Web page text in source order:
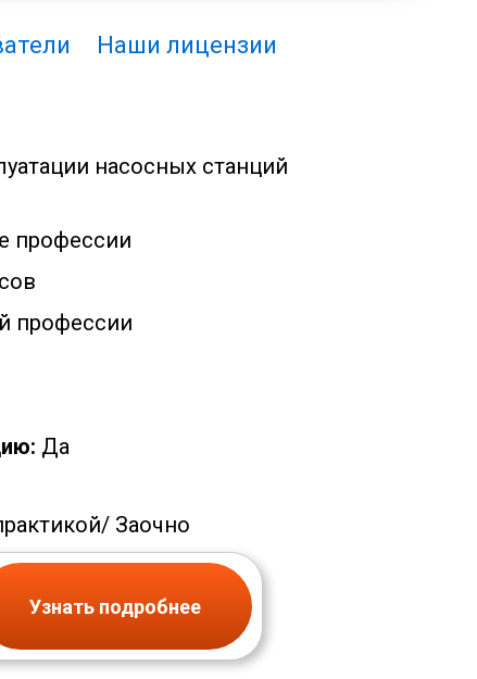
Наши лицензии
насосных станций
профессии
профессии
Да
Заочно
Узнать подробнее